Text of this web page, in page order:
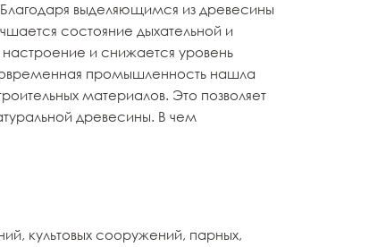
выделяющимся из древесины
состояние дыхательной и
и снижается уровень
промышленность нашла
материалов. Это позволяет
древесины. В чем
культовых сооружений, парных,